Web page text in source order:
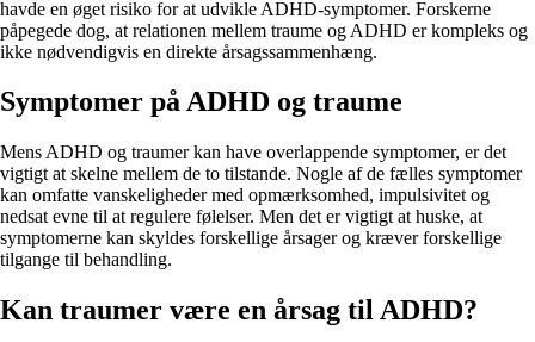
havde en øget risiko for at udvikle ADHD-symptomer. Forskerne
påpegede dog, at relationen mellem traume og ADHD er kompleks og
ikke nødvendigvis en direkte årsagssammenhæng.
Symptomer på ADHD og traume
Mens ADHD og traumer kan have overlappende symptomer, er det
vigtigt at skelne mellem de to tilstande. Nogle af de fælles symptomer
kan omfatte vanskeligheder med opmærksomhed, impulsivitet og
nedsat evne til at regulere følelser. Men det er vigtigt at huske, at
symptomerne kan skyldes forskellige årsager og kræver forskellige
tilgange til behandling.
Kan traumer være en årsag til ADHD?